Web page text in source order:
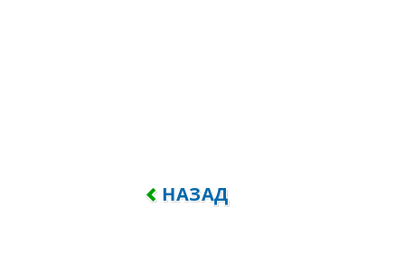
ПРЕДЫДУЩИЙ: УМИРАЕТ
НАЗАД